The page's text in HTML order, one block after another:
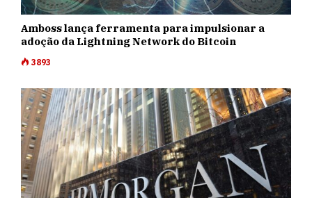
Amboss lança ferramenta para impulsionar a
adoção da Lightning Network do Bitcoin
3893